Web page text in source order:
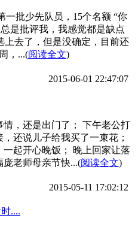
一批少先队员，15个名额 “你
是批评我，我感觉都是缺点
上去了，但是没确定，目前还
，...(阅读全文)
2015-06-01 22:47:07
，还是出门了； 下午老公打
还说儿子给我买了一束花；
起开心晚饭； 晚上回家让落
老师母亲节快...(阅读全文)
2015-05-11 17:02:12
....